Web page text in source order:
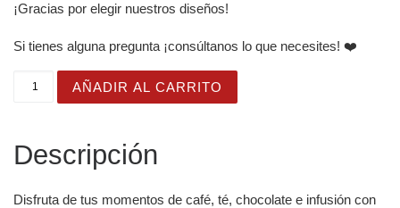
¡Gracias por elegir nuestros diseños!
Si tienes alguna pregunta ¡consúltanos lo que necesites! ❤️
Taza Brillante con Bonitas Tortugas Bebé en el
AÑADIR AL CARRITO
Descripción
Disfruta de tus momentos de café, té, chocolate e infusión con